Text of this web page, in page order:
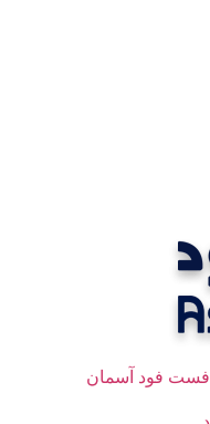
فست فود آسمان